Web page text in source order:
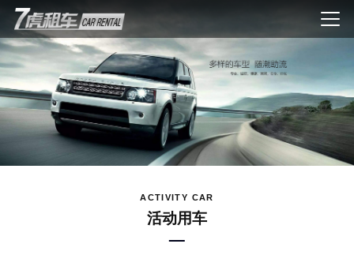
ACTIVITY CAR
活动用车